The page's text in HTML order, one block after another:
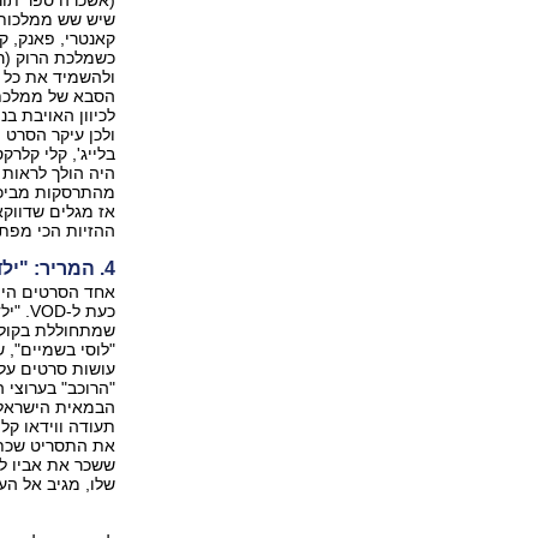
שיש שש ממלכות
קאנטרי, פאנק,
כשמלכת הרוק
ולהשמיד את כל
הסבא של
לכיוון האויבת
בלייג', קלי
היה הולך
מהתרסקות
אז מגלים
ההזיות הכי
4. המריר: "ילד דבש"
אחד הסרטים
שמתחוללת
"הרוכב"
הבמאית
תעודה ווידאו
את התסריט
ששכר את אביו
שלו, מגיב אל